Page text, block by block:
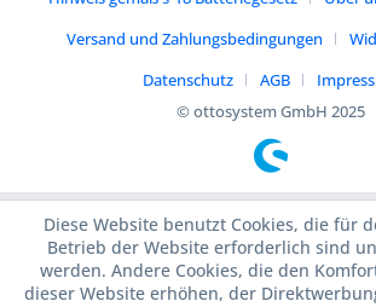
Versand und Zahlungsbedingungen
Datenschutz
AGB
© ottosystem GmbH 2025
Diese Website benutzt Cookies, die für
Betrieb der Website erforderlich sind
werden. Andere Cookies, die den
dieser Website erhöhen, der